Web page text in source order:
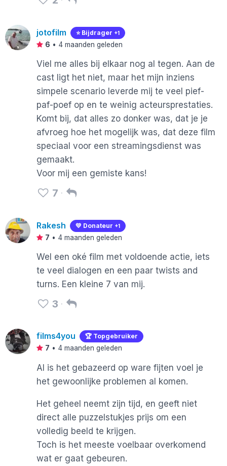
jotofilm ⭐️ Bijdrager +1
6 • 4 maanden geleden
Viel me alles bij elkaar nog al tegen. Aan de
cast ligt het niet, maar het mijn inziens
simpele scenario leverde mij te veel pief-
paf-poef op en te weinig acteursprestaties.
Komt bij, dat alles zo donker was, dat je je
afvroeg hoe het mogelijk was, dat deze film
speciaal voor een streamingsdienst was
gemaakt.
Voor mij een gemiste kans!
7
Rakesh 💛 Donateur +1
7 • 4 maanden geleden
Wel een oké film met voldoende actie, iets
te veel dialogen en een paar twists and
turns. Een kleine 7 van mij.
3
films4you 🏆 Topgebruiker
7 • 4 maanden geleden
Al is het gebazeerd op ware fijten voel je
het gewoonlijke problemen al komen.
Het geheel neemt zijn tijd, en geeft niet
direct alle puzzelstukjes prijs om een
volledig beeld te krijgen.
Toch is het meeste voelbaar overkomend
wat er gaat gebeuren.